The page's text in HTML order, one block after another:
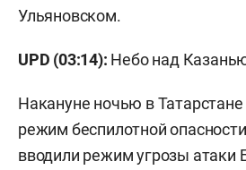
Ульяновском.
UPD (03:14): Небо над
Накануне ночью в
режим беспилотной
вводили режим угрозы атаки